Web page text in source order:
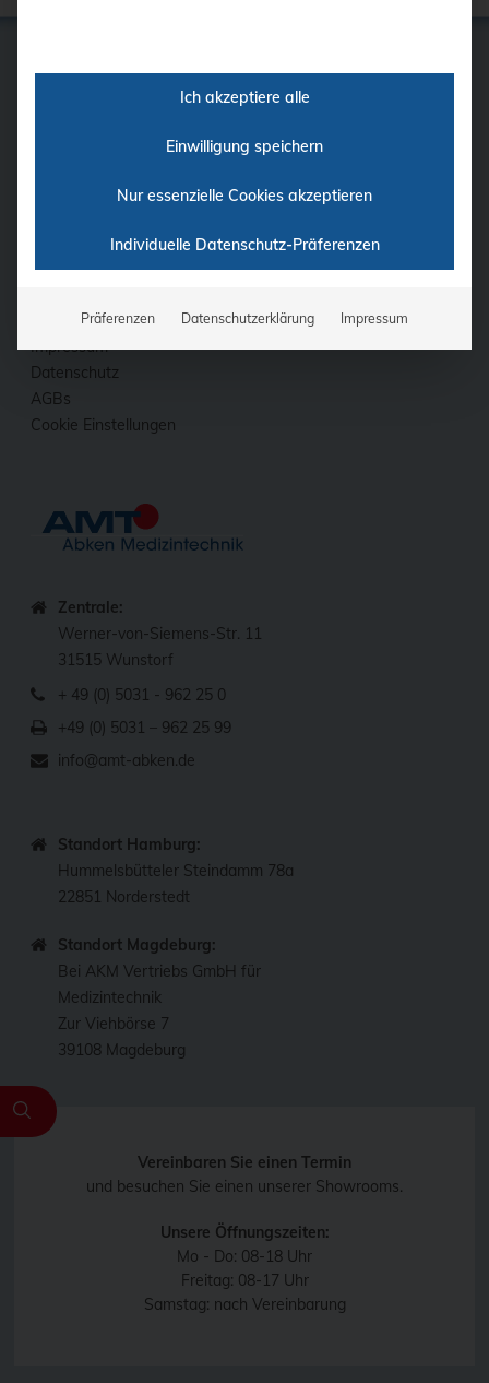
Finanzierung
Fortbildung
Kontakt
Impressum
Datenschutz
AGBs
Cookie Einstellungen
Zentrale:
Werner-von-Siemens-Str. 11
31515 Wunstorf
+ 49 (0) 5031 - 962 25 0
+49 (0) 5031 – 962 25 99
info@amt-abken.de
Standort Hamburg:
Hummelsbütteler Steindamm 78a
22851 Norderstedt
Standort Magdeburg:
Bei AKM Vertriebs GmbH für
Medizintechnik
Zur Viehbörse 7
39108 Magdeburg
Vereinbaren Sie einen Termin
und besuchen Sie einen unserer Showrooms.
Unsere Öffnungszeiten:
Mo - Do: 08-18 Uhr
Freitag: 08-17 Uhr
Samstag: nach Vereinbarung
Ich akzeptiere alle
Einwilligung speichern
Nur essenzielle Cookies akzeptieren
Individuelle Datenschutz-Präferenzen
Präferenzen Datenschutzerklärung Impressum